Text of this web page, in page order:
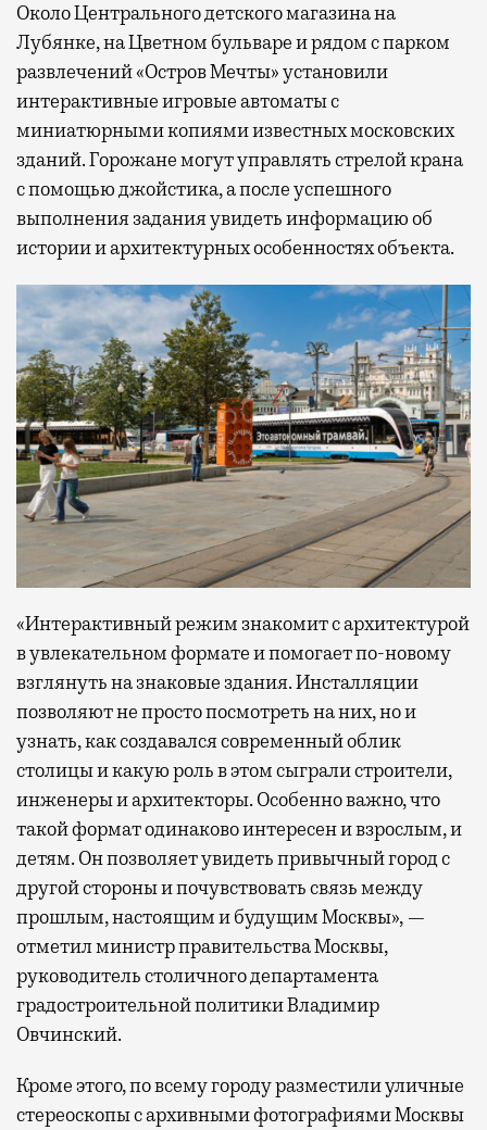
Около Центрального детского магазина на
Лубянке, на Цветном бульваре и рядом с парком
развлечений «Остров Мечты» установили
интерактивные игровые автоматы с
миниатюрными копиями известных московских
зданий. Горожане могут управлять стрелой крана
с помощью джойстика, а после успешного
выполнения задания увидеть информацию об
истории и архитектурных особенностях объекта.
«Интерактивный режим знакомит с архитектурой
в увлекательном формате и помогает по-новому
взглянуть на знаковые здания. Инсталляции
позволяют не просто посмотреть на них, но и
узнать, как создавался современный облик
столицы и какую роль в этом сыграли строители,
инженеры и архитекторы. Особенно важно, что
такой формат одинаково интересен и взрослым, и
детям. Он позволяет увидеть привычный город с
другой стороны и почувствовать связь между
прошлым, настоящим и будущим Москвы», —
отметил министр правительства Москвы,
руководитель столичного департамента
градостроительной политики Владимир
Овчинский.
Кроме этого, по всему городу разместили уличные
стереоскопы с архивными фотографиями Москвы